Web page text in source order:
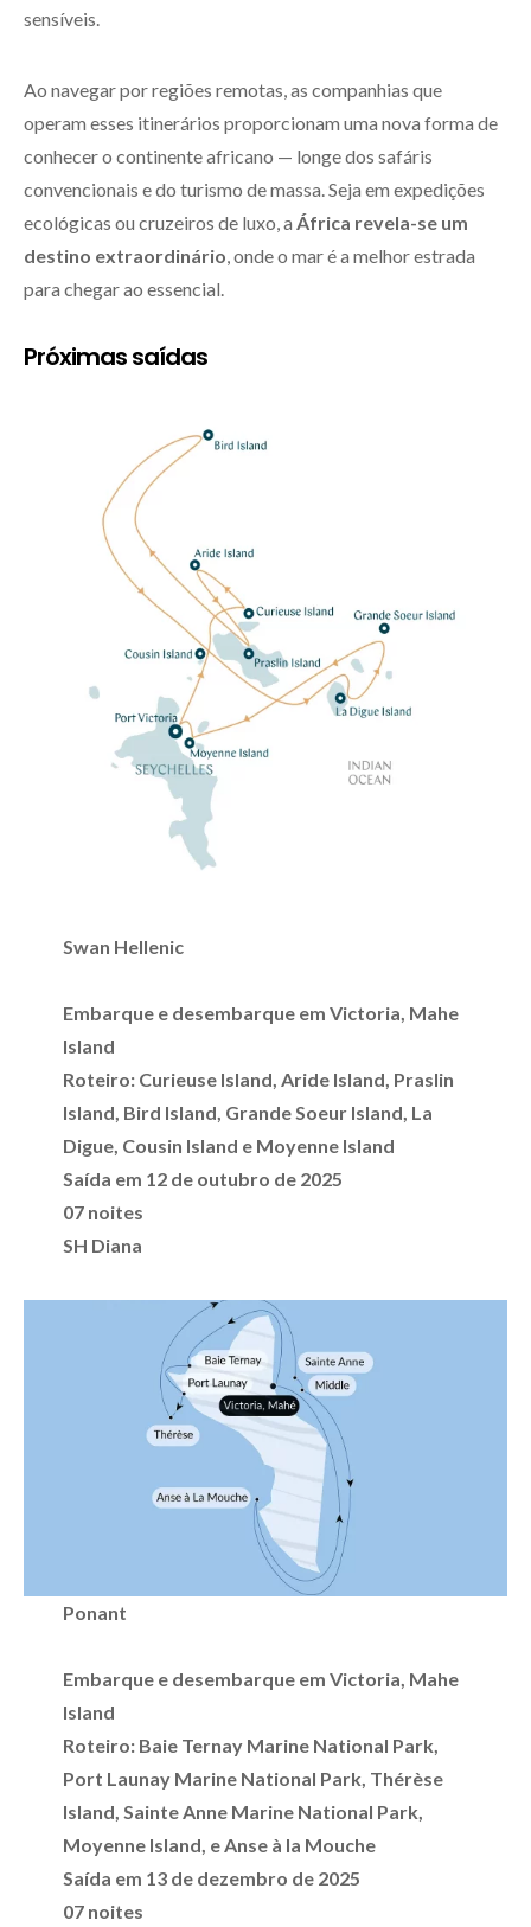
sensíveis.
Ao navegar por regiões remotas, as companhias que
operam esses itinerários proporcionam uma nova forma de
conhecer o continente africano — longe dos safáris
convencionais e do turismo de massa. Seja em expedições
ecológicas ou cruzeiros de luxo, a África revela-se um
destino extraordinário, onde o mar é a melhor estrada
para chegar ao essencial.
Próximas saídas
Swan Hellenic
Embarque e desembarque em Victoria, Mahe
Island
Roteiro: Curieuse Island, Aride Island, Praslin
Island, Bird Island, Grande Soeur Island, La
Digue, Cousin Island e Moyenne Island
Saída em 12 de outubro de 2025
07 noites
SH Diana
Ponant
Embarque e desembarque em Victoria, Mahe
Island
Roteiro: Baie Ternay Marine National Park,
Port Launay Marine National Park, Thérèse
Island, Sainte Anne Marine National Park,
Moyenne Island, e Anse à la Mouche
Saída em 13 de dezembro de 2025
07 noites